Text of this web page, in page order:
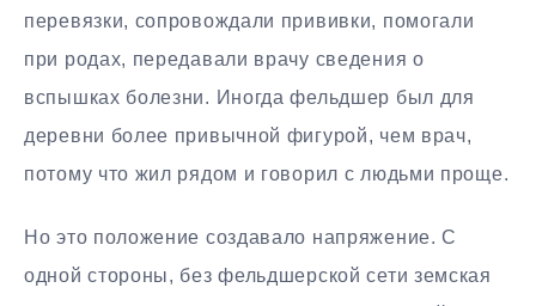
перевязки, сопровождали прививки, помогали
при родах, передавали врачу сведения о
вспышках болезни. Иногда фельдшер был для
деревни более привычной фигурой, чем врач,
потому что жил рядом и говорил с людьми проще.
Но это положение создавало напряжение. С
одной стороны, без фельдшерской сети земская